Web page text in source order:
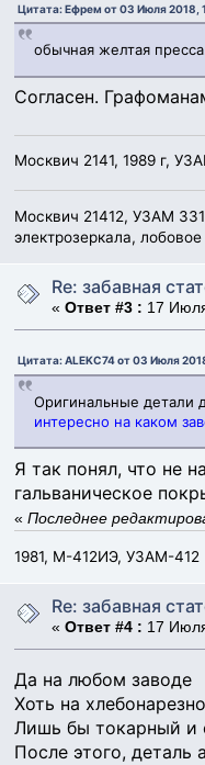
Цитата: Ефрем от 03 Июля 2018,
обычная желтая
Согласен.
Москвич 2141, 1989 г,
Москвич 21412, УЗАМ
электрозеркала,
Re: забавная
« Ответ #3 : 17
Цитата: ALEKC74 от 03 Июля
Оригинальные детали
интересно на каком
Я так понял, что не на
гальваническое
« Последнее
1981, М-412ИЭ, УЗАМ-412
Re: забавная
« Ответ #4 : 17
Да на любом заводе
Хоть на
Лишь бы токарный и
После этого, деталь